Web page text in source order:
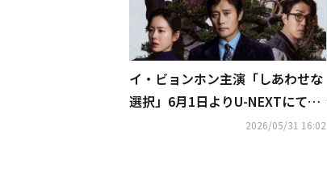
イ・ビョンホン主演「しあわせな
選択」6月1日よりU-NEXTにて先
行レンタル独占配信開始2026/05/31 16:02